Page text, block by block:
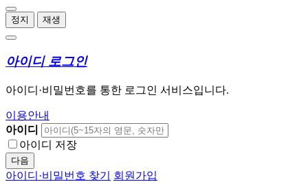
정지 재생
아이디 로그인
아이디·비밀번호를 통한 로그인 서비스입니다.
이용안내
아이디
아이디 저장
다음
아이디·비밀번호 찾기 회원가입